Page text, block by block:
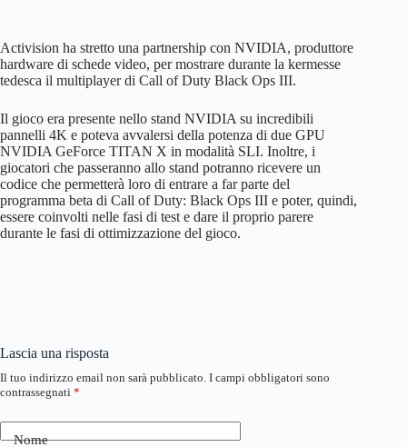
Activision ha stretto una partnership con NVIDIA, produttore
hardware di schede video, per mostrare durante la kermesse
tedesca il multiplayer di Call of Duty Black Ops III.
Il gioco era presente nello stand NVIDIA su incredibili
pannelli 4K e poteva avvalersi della potenza di due GPU
NVIDIA GeForce TITAN X in modalità SLI. Inoltre, i
giocatori che passeranno allo stand potranno ricevere un
codice che permetterà loro di entrare a far parte del
programma beta di Call of Duty: Black Ops III e poter, quindi,
essere coinvolti nelle fasi di test e dare il proprio parere
durante le fasi di ottimizzazione del gioco.
Lascia una risposta
Il tuo indirizzo email non sarà pubblicato. I campi obbligatori sono
contrassegnati *
Nome